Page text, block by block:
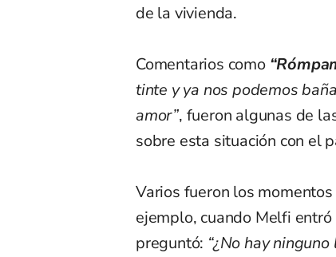
de la vivienda.
Comentarios como
tinte y ya nos podemos
amor”, fueron algunas de
sobre esta situación con el
Varios fueron los
ejemplo, cuando Melfi
preguntó: “¿No hay ninguno